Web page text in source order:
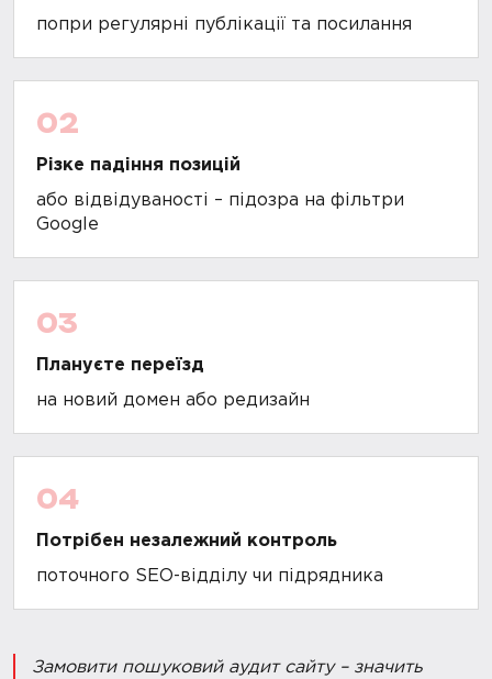
попри регулярні публікації та посилання
02
Різке падіння позицій
або відвідуваності – підозра на фільтри
Google
03
Плануєте переїзд
на новий домен або редизайн
04
Потрібен незалежний контроль
поточного SEO-відділу чи підрядника
Замовити пошуковий аудит сайту – значить